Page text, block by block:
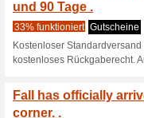
ab 90 €